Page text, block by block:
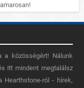
a közösségért! Nálunk
itt mindent megtalálsz
Hearthstone-ról - hírek,